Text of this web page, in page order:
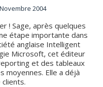
2004
! Sage, après quelques
étape importante dans
anglaise Intelligent
Microsoft, cet éditeur
et des tableaux
moyennes. Elle a déjà